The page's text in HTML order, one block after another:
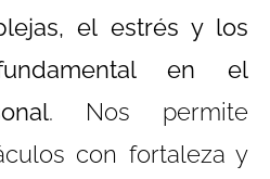
el estrés y los
en el
. Nos permite
con fortaleza y